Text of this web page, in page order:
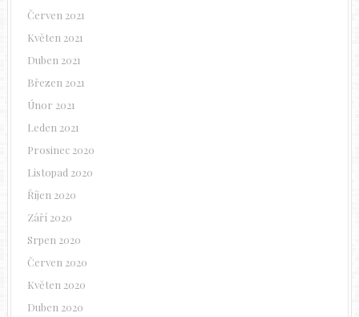
Červen 2021
Květen 2021
Duben 2021
Březen 2021
Únor 2021
Leden 2021
Prosinec 2020
Listopad 2020
Říjen 2020
Září 2020
Srpen 2020
Červen 2020
Květen 2020
Duben 2020